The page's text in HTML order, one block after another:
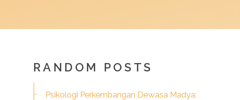
RANDOM POSTS
Psikologi Perkembangan Dewasa Madya: